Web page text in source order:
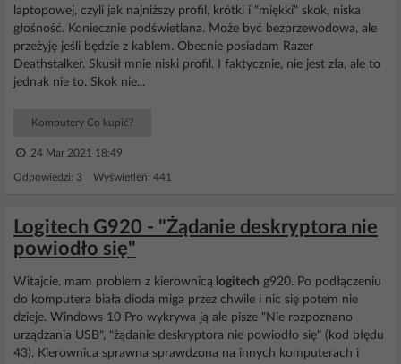
laptopowej, czyli jak najniższy profil, krótki i "miękki" skok, niska
głośność. Koniecznie podświetlana. Może być bezprzewodowa, ale
przeżyję jeśli będzie z kablem. Obecnie posiadam Razer
Deathstalker. Skusił mnie niski profil. I faktycznie, nie jest zła, ale to
jednak nie to. Skok nie...
Komputery Co kupić?
24 Mar 2021 18:49
Odpowiedzi: 3 Wyświetleń: 441
Logitech G920 - "Żądanie deskryptora nie
powiodło się"
Witajcie, mam problem z kierownicą logitech g920. Po podłączeniu
do komputera biała dioda miga przez chwile i nic się potem nie
dzieje. Windows 10 Pro wykrywa ją ale pisze "Nie rozpoznano
urządzania USB", "żądanie deskryptora nie powiodło się" (kod błędu
43). Kierownica sprawna sprawdzona na innych komputerach i